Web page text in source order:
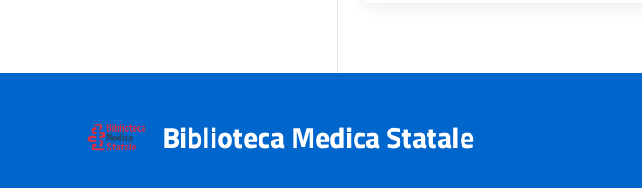
Biblioteca Medica Statale